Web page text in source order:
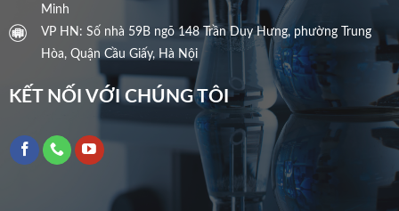
Minh
VP HN: Số nhà 59B ngõ 148 Trần Duy Hưng, phường Trung
Hòa, Quận Cầu Giấy, Hà Nội
KẾT NỐI VỚI CHÚNG TÔI